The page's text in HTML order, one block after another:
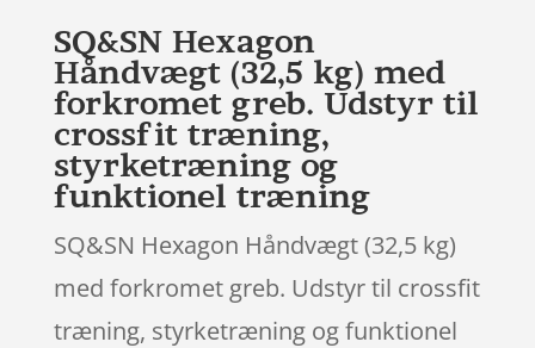
SQ&SN Hexagon
Håndvægt (32,5 kg) med
forkromet greb. Udstyr til
crossfit træning,
styrketræning og
funktionel træning
SQ&SN Hexagon Håndvægt (32,5 kg)
med forkromet greb. Udstyr til crossfit
træning, styrketræning og funktionel